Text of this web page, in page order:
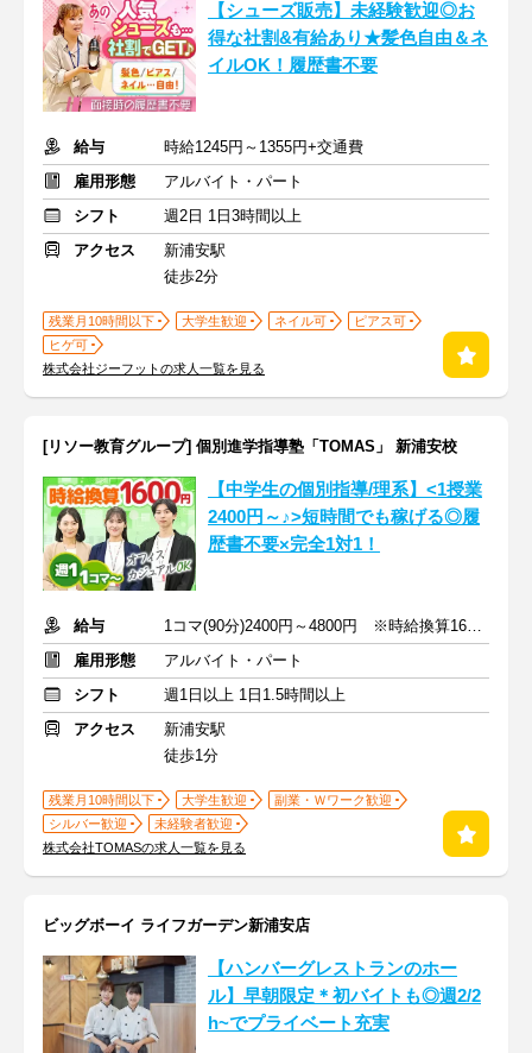
【シューズ販売】未経験歓迎◎お
得な社割&有給あり★髪色自由＆ネ
イルOK！履歴書不要
給与
時給1245円～1355円+交通費
雇用形態
アルバイト・パート
シフト
週2日 1日3時間以上
アクセス
新浦安駅
徒歩2分
残業月10時間以下 大学生歓迎 ネイル可
ピアス可
ヒゲ可
株式会社ジーフットの求人一覧を見る
[リソー教育グループ] 個別進学指導塾「TOMAS」 新浦安校
【中学生の個別指導/理系】<1授業
2400円～♪>短時間でも稼げる◎履
歴書不要×完全1対1！
給与
1コマ(90分)2400円～4800円 ※時給換算1600円～3200円
雇用形態
アルバイト・パート
シフト
週1日以上 1日1.5時間以上
アクセス
新浦安駅
徒歩1分
残業月10時間以下 大学生歓迎
副業・Ｗワーク歓迎
シルバー歓迎
未経験者歓迎
株式会社TOMASの求人一覧を見る
ビッグボーイ ライフガーデン新浦安店
【ハンバーグレストランのホー
ル】早朝限定＊初バイトも◎週2/2
h~でプライベート充実